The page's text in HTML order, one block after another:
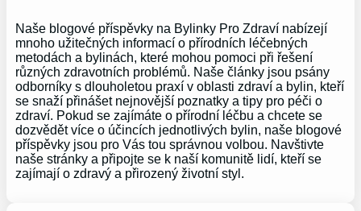
Naše blogové příspěvky na Bylinky Pro Zdraví nabízejí
mnoho užitečných informací o přírodních léčebných
metodách a bylinách, které mohou pomoci při řešení
různých zdravotních problémů. Naše články jsou psány
odborníky s dlouholetou praxí v oblasti zdraví a bylin, kteří
se snaží přinášet nejnovější poznatky a tipy pro péči o
zdraví. Pokud se zajímáte o přírodní léčbu a chcete se
dozvědět více o účincích jednotlivých bylin, naše blogové
příspěvky jsou pro Vás tou správnou volbou. Navštivte
naše stránky a připojte se k naší komunitě lidí, kteří se
zajímají o zdravý a přirozený životní styl.